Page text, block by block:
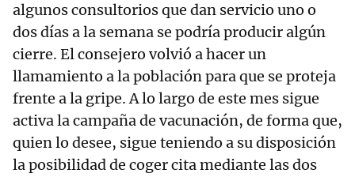
algunos consultorios que dan servicio uno o
dos días a la semana se podría producir algún
cierre. El consejero volvió a hacer un
llamamiento a la población para que se proteja
frente a la gripe. A lo largo de este mes sigue
activa la campaña de vacunación, de forma que,
quien lo desee, sigue teniendo a su disposición
la posibilidad de coger cita mediante las dos